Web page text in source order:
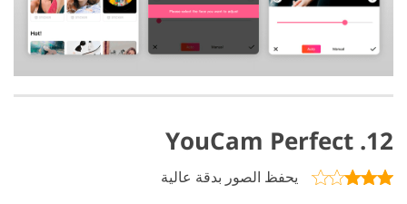
12. YouCam Perfect
يحفظ الصور بدقة عالية